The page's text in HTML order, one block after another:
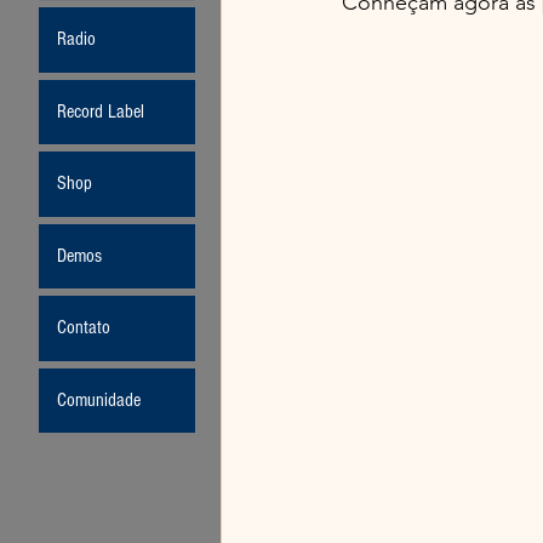
Radio
Record Label
Shop
Demos
Contato
Comunidade